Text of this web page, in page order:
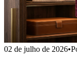
02 de julho de 2026•